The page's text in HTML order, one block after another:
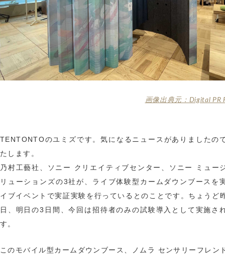
画像出典元：Digital PR
TENTONTOのユミズです。気になるニュースがありましたの
たします。
乃村工藝社、ソニー クリエイティブセンター、ソニー ミュー
リューションズの3社が、ライブ体験型カームダウンブースを
イブイベントで実証実験を行っているとのことです。ちょうど
日、明日の3日間、今回は招待者のみの試験導入として実施さ
す。
このモバイル型カームダウンブース、ノムラ センサリーフレン